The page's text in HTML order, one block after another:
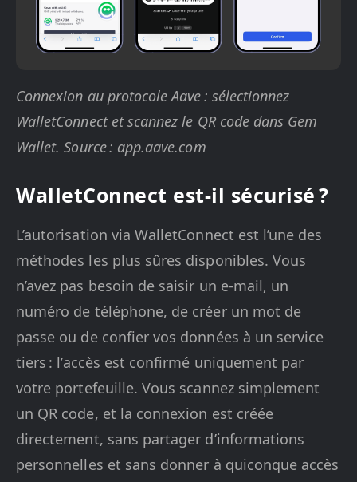
Connexion au protocole Aave : sélectionnez
WalletConnect et scannez le QR code dans Gem
Wallet. Source : app.aave.com
WalletConnect est-il sécurisé ?
L’autorisation via WalletConnect est l’une des
méthodes les plus sûres disponibles. Vous
n’avez pas besoin de saisir un e-mail, un
numéro de téléphone, de créer un mot de
passe ou de confier vos données à un service
tiers : l’accès est confirmé uniquement par
votre portefeuille. Vous scannez simplement
un QR code, et la connexion est créée
directement, sans partager d’informations
personnelles et sans donner à quiconque accès